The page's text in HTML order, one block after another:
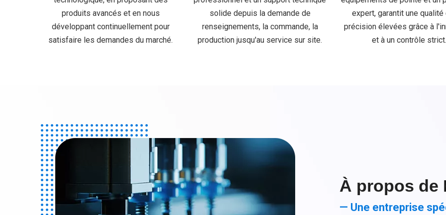
produits avancés et en nous
développant continuellement pour
satisfaire les demandes du marché.
solide depuis la demande de
renseignements, la commande, la
production jusqu'au service sur site.
expert, garantit une qualité
précision élevées grâce à
et à un contrôle strict.
À propos de
— Une entreprise